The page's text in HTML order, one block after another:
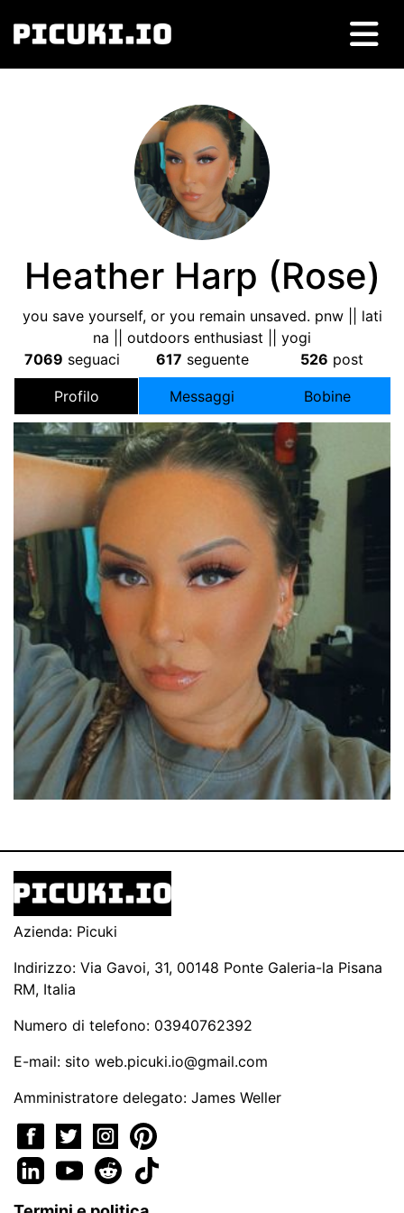
Heather Harp (Rose)
you save yourself, or you remain unsaved. pnw|| lati
na
outdoors enthusiast
yogi
7069 seguaci 617 seguente 526 post
Profilo Messaggi Bobine
Azienda: Picuki
Indirizzo: Via Gavoi, 31, 00148 Ponte Galeria-la Pisana
RM, Italia
Numero di telefono: 03940762392
E-mail: sito web.picuki.io@gmail.com
Amministratore delegato: James Weller